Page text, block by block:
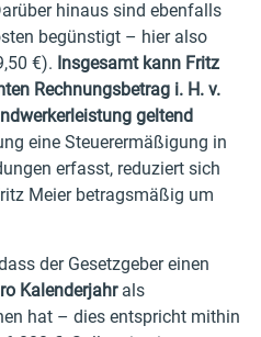
hinaus sind ebenfalls
begünstigt – hier also
€). Insgesamt kann Fritz
Rechnungsbetrag i. H. v.
geltend
eine Steuerermäßigung in
erfasst, reduziert sich
Meier betragsmäßig um
der Gesetzgeber einen
Kalenderjahrals
hat – dies entspricht mithin